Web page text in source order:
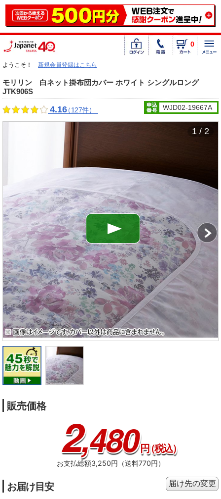
0
ようこそ！ 新規会員登録はこちら
モリリン 白ネット掛布団カバー ホワイト シングルロング
JTK906S
4.16（127件） WJD02-19667A
1 / 2
販売価格
2,480円（税込）
お支払総額3,250円（送料770円）
お届け目安
届け先の変更